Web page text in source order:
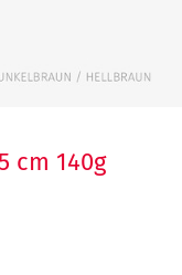
cm 140g